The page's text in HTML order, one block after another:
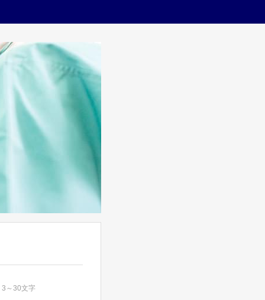
～30文字